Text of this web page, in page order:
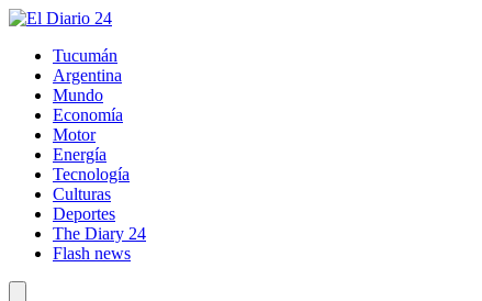
Tucumán
Argentina
Mundo
Economía
Motor
Energía
Tecnología
Culturas
Deportes
The Diary 24
Flash news